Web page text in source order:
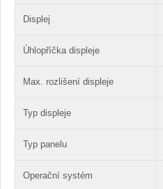
Displej
Úhlopříčka displeje
Max. rozlišení displeje
Typ displeje
Typ panelu
Operační systém